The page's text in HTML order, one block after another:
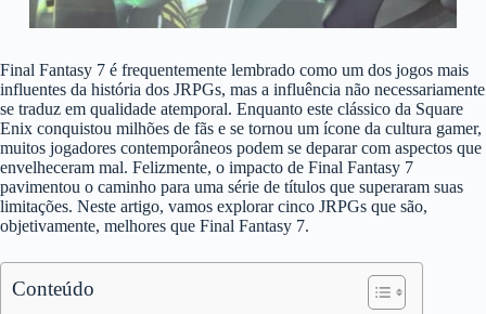
Final Fantasy 7 é frequentemente lembrado como um dos jogos mais
influentes da história dos JRPGs, mas a influência não necessariamente
se traduz em qualidade atemporal. Enquanto este clássico da Square
Enix conquistou milhões de fãs e se tornou um ícone da cultura gamer,
muitos jogadores contemporâneos podem se deparar com aspectos que
envelheceram mal. Felizmente, o impacto de Final Fantasy 7
pavimentou o caminho para uma série de títulos que superaram suas
limitações. Neste artigo, vamos explorar cinco JRPGs que são,
objetivamente, melhores que Final Fantasy 7.
Conteúdo